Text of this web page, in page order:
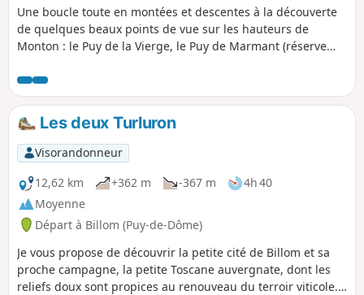
Une boucle toute en montées et descentes à la découverte
de quelques beaux points de vue sur les hauteurs de
Monton : le Puy de la Vierge, le Puy de Marmant (réserve
aussi pour profiter, en fond de vallée, des bords de la Veyre.
Les deux Turluron
Visorandonneur
12,62 km
+362 m -367 m
4h 40
Moyenne
Départ à Billom (Puy-de-Dôme)
Je vous propose de découvrir la petite cité de Billom et sa
proche campagne, la petite Toscane auvergnate, dont les
reliefs doux sont propices au renouveau du terroir viticole.